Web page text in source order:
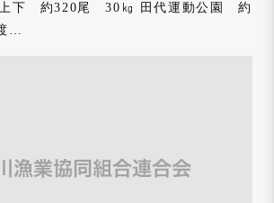
上下 約320尾 30㎏ 田代運動公園 約
…